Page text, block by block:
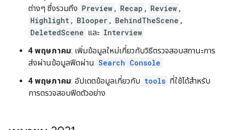
ต่างๆ ซึ่งรวมถึง Preview , Recap , Review ,
Highlight , Blooper , BehindTheScene ,
DeletedScene และ Interview
4 พฤษภาคม: เพิ่มข้อมูลใหม่เกี่ยวกับวิธีตรวจสอบสถานะการ
ส่งผ่านข้อมูลฟีดผ่าน Search Console
4 พฤษภาคม: อัปเดตข้อมูลเกี่ยวกับ tools ที่ใช้ได้สำหรับ
การตรวจสอบฟีดตัวอย่าง